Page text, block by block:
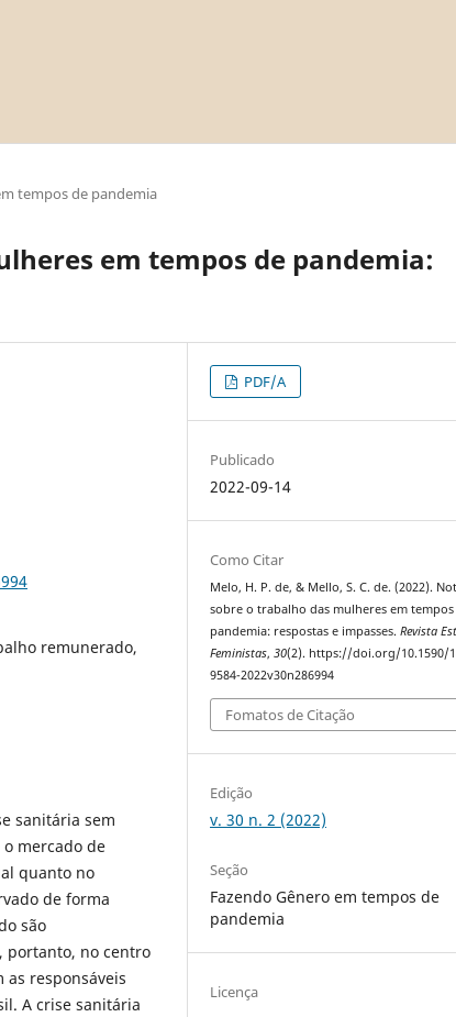
tempos de pandemia
em tempos de pandemia:
remunerado,
sanitária sem
mercado de
quanto no
de forma
são
portanto, no centro
as responsáveis
A crise sanitária
PDF/A
Publicado
2022-09-14
Como Citar
Melo, H. P. de, & Mello, S. C. de. (2022).
sobre o trabalho das mulheres em tempos
pandemia: respostas e impasses.Revista
Feministas,30(2). https://doi.org/10.1590/
9584-2022v30n286994
Fomatos de Citação
Edição
v. 30 n. 2 (2022)
Seção
Fazendo Gênero em tempos de
pandemia
Licença